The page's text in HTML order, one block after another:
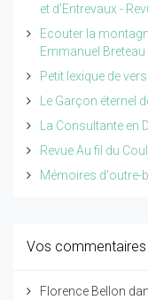
et d'Entrevaux -
Ecouter la
Emmanuel Breteau
Petit lexique de
Le Garçon éternel
La Consultante
Revue Au fil du
Mémoires d'outre-
Vos commentaires
Florence Bellon